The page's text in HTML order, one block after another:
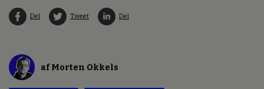
Del Tweet Del
af Morten Okkels